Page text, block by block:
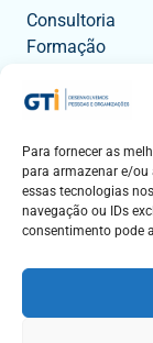
Para fornecer as
para armazenar e/ou
essas tecnologias
navegação ou IDs
consentimento pode
Consultoria
Formação
Eventos
Contactos
Mapa